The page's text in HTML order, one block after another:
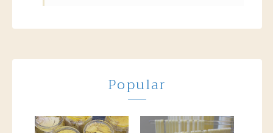
Popular